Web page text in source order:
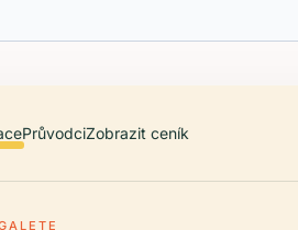
PrůvodciZobrazit ceník